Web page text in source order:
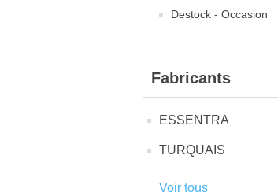
Destock - Occasion
Fabricants
ESSENTRA
TURQUAIS
Voir tous